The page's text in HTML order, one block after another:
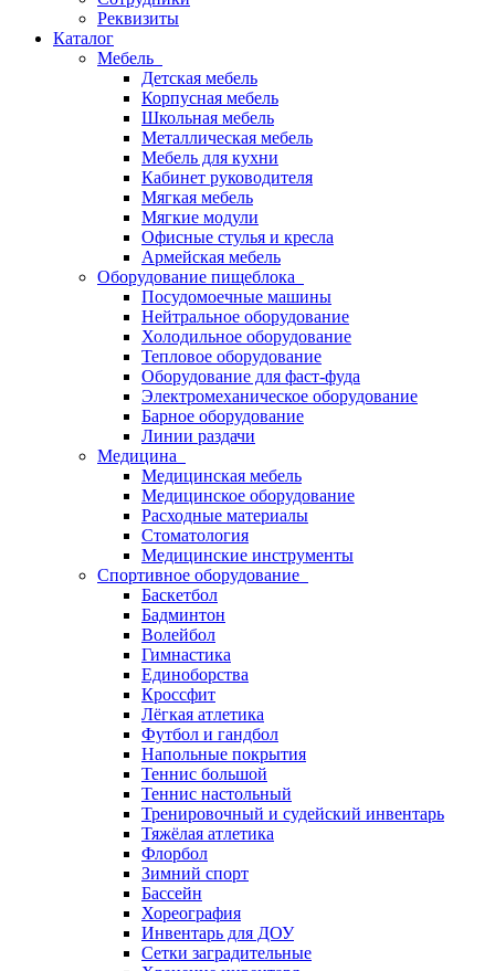
Реквизиты
Каталог
Мебель
Детская мебель
Корпусная мебель
Школьная мебель
Металлическая мебель
Мебель для кухни
Кабинет руководителя
Мягкая мебель
Мягкие модули
Офисные стулья и кресла
Армейская мебель
Оборудование пищеблока
Посудомоечные машины
Нейтральное оборудование
Холодильное оборудование
Тепловое оборудование
Оборудование для фаст-фуда
Электромеханическое оборудование
Барное оборудование
Линии раздачи
Медицина
Медицинская мебель
Медицинское оборудование
Расходные материалы
Стоматология
Медицинские инструменты
Спортивное оборудование
Баскетбол
Бадминтон
Волейбол
Гимнастика
Единоборства
Кроссфит
Лёгкая атлетика
Футбол и гандбол
Напольные покрытия
Теннис большой
Теннис настольный
Тренировочный и судейский инвентарь
Тяжёлая атлетика
Флорбол
Зимний спорт
Бассейн
Хореография
Инвентарь для ДОУ
Сетки заградительные